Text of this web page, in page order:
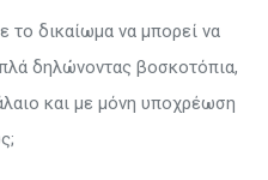
το δικαίωμα να μπορεί να
δηλώνοντας βοσκοτόπια,
και με μόνη υποχρέωση